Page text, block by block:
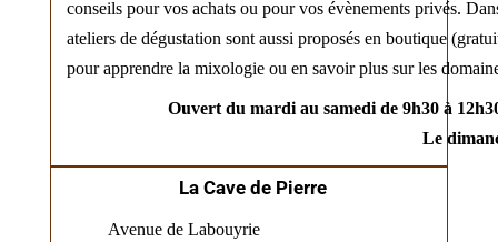
conseils pour vos achats ou pour vos évènements privés.
ateliers de dégustation sont aussi proposés en boutique
pour apprendre la mixologie ou en savoir plus sur les
Ouvert du mardi au samedi de 9h30 à
Le
La Cave de Pierre
Avenue de Labouyrie